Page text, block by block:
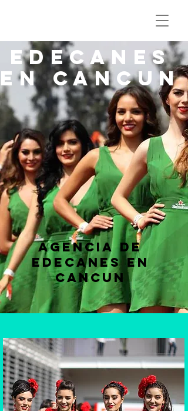
EDECANES
EN CANCUN
AGENCIA DE
EDECANES EN
CANCUN